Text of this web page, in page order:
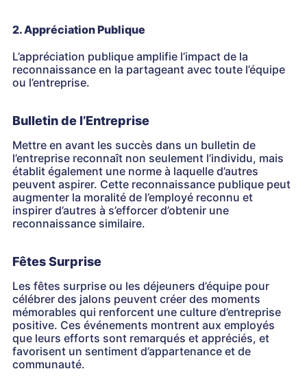
2. Appréciation Publique
L’appréciation publique amplifie l’impact de la
reconnaissance en la partageant avec toute l’équipe
ou l’entreprise.
Bulletin de l’Entreprise
Mettre en avant les succès dans un bulletin de
l’entreprise reconnaît non seulement l’individu, mais
établit également une norme à laquelle d’autres
peuvent aspirer. Cette reconnaissance publique peut
augmenter la moralité de l’employé reconnu et
inspirer d’autres à s’efforcer d’obtenir une
reconnaissance similaire.
Fêtes Surprise
Les fêtes surprise ou les déjeuners d’équipe pour
célébrer des jalons peuvent créer des moments
mémorables qui renforcent une culture d’entreprise
positive. Ces événements montrent aux employés
que leurs efforts sont remarqués et appréciés, et
favorisent un sentiment d’appartenance et de
communauté.